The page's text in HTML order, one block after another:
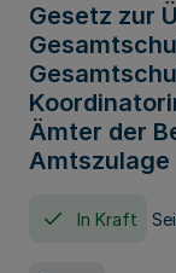
Gesetz zur
Ämter der
Amtszulage
In Kraft